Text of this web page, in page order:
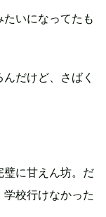
たいになってたも
だけど、さばく
璧に甘えん坊。だ
校行けなかった